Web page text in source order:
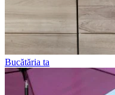
Bucătăria ta